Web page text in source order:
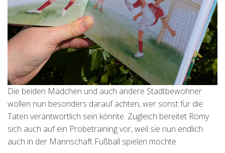
Die beiden Mädchen und auch andere Stadtbewohner
wollen nun besonders darauf achten, wer sonst für die
Taten verantwortlich sein könnte. Zugleich bereitet Romy
sich auch auf ein Probetraining vor, weil sie nun endlich
auch in der Mannschaft Fußball spielen möchte.